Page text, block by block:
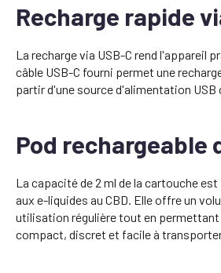
Recharge rapide
La recharge via USB-C rend l'appareil
câble USB-C fourni permet une
partir d'une source d'alimentation USB
Pod rechargeable
La capacité de 2 ml de la cartouche
aux e-liquides au CBD. Elle offre un
utilisation régulière tout en permettant
compact, discret et facile à